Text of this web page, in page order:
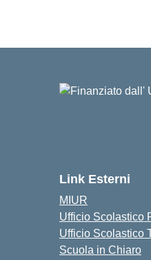
Link Esterni
MIUR
Ufficio Scolastico
Ufficio Scolastico
Scuola in Chiaro